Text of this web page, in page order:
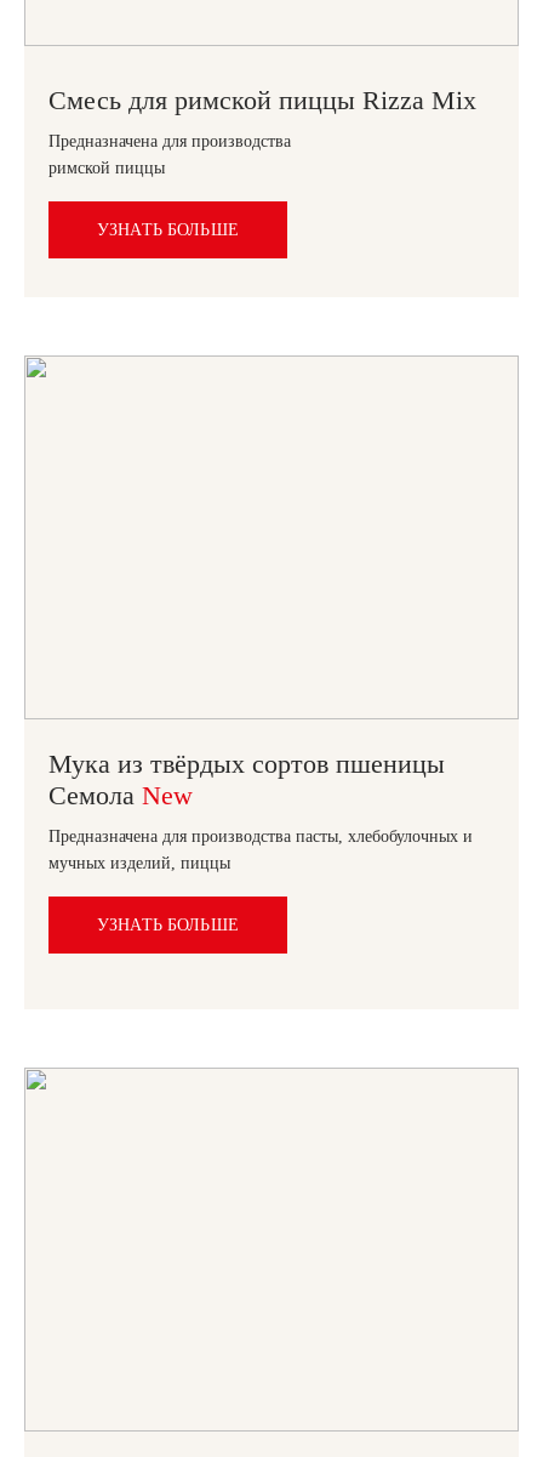
Смесь для римской пиццы Rizza Mix
Предназначена для производства
римской пиццы
УЗНАТЬ БОЛЬШЕ
Мука из твёрдых сортов пшеницы
Семола New
Предназначена для производства пасты, хлебобулочных и
мучных изделий, пиццы
УЗНАТЬ БОЛЬШЕ